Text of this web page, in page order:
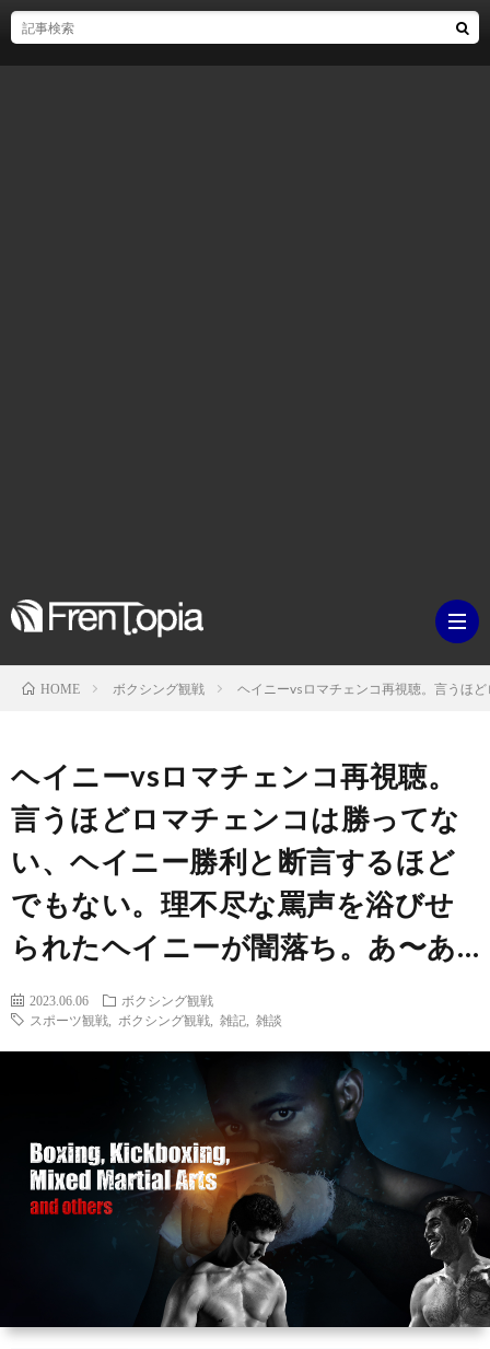
ナ
プ
グ
戦
ン
ド
ラ
マ
ラ
ー
ー
ム
HOME ボクシング観戦 ヘイニーvsロマチェンコ再視聴。言うほ
ヘイニーvsロマチェンコ再視聴。
言うほどロマチェンコは勝ってな
い、ヘイニー勝利と断言するほど
でもない。理不尽な罵声を浴びせ
られたヘイニーが闇落ち。あ〜あ…
2023.06.06
ボクシング観戦
スポーツ観戦
ボクシング観戦 雑記 雑談